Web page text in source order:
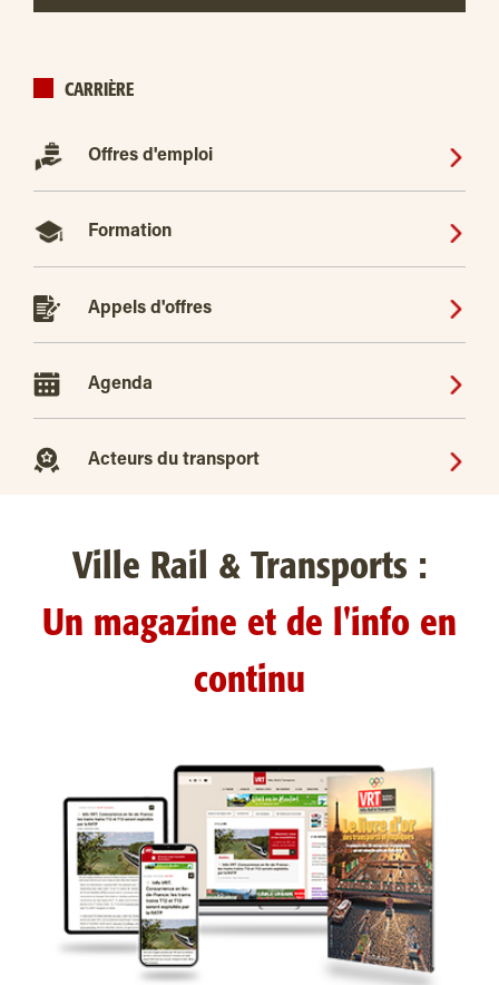
CARRIÈRE
Offres d'emploi
Formation
Appels d'offres
Agenda
Acteurs du transport
Ville Rail & Transports :
Un magazine et de l'info en
continu